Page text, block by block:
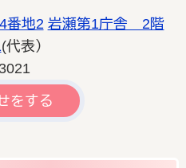
番地2 岩瀬第1庁舎 2階
(代表）
をする